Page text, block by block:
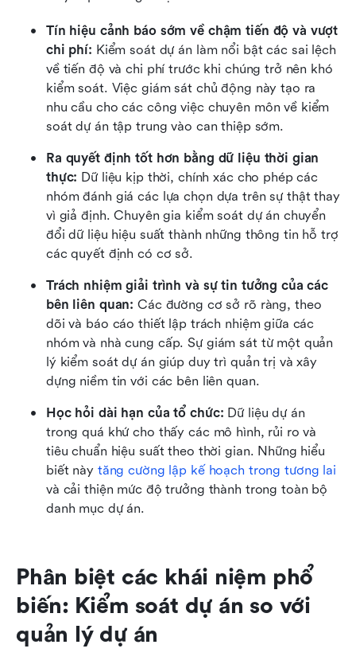
Tín hiệu cảnh báo sớm về chậm tiến độ và vượt
chi phí: Kiểm soát dự án làm nổi bật các sai lệch
về tiến độ và chi phí trước khi chúng trở nên khó
kiểm soát. Việc giám sát chủ động này tạo ra
nhu cầu cho các công việc chuyên môn về kiểm
soát dự án tập trung vào can thiệp sớm.
Ra quyết định tốt hơn bằng dữ liệu thời gian
thực: Dữ liệu kịp thời, chính xác cho phép các
nhóm đánh giá các lựa chọn dựa trên sự thật thay
vì giả định. Chuyên gia kiểm soát dự án chuyển
đổi dữ liệu hiệu suất thành những thông tin hỗ trợ
các quyết định có cơ sở.
Trách nhiệm giải trình và sự tin tưởng của các
bên liên quan: Các đường cơ sở rõ ràng, theo
dõi và báo cáo thiết lập trách nhiệm giữa các
nhóm và nhà cung cấp. Sự giám sát từ một quản
lý kiểm soát dự án giúp duy trì quản trị và xây
dựng niềm tin với các bên liên quan.
Học hỏi dài hạn của tổ chức: Dữ liệu dự án
trong quá khứ cho thấy các mô hình, rủi ro và
tiêu chuẩn hiệu suất theo thời gian. Những hiểu
biết này tăng cường lập kế hoạch trong tương lai
và cải thiện mức độ trưởng thành trong toàn bộ
danh mục dự án.
Phân biệt các khái niệm phổ
biến: Kiểm soát dự án so với
quản lý dự án